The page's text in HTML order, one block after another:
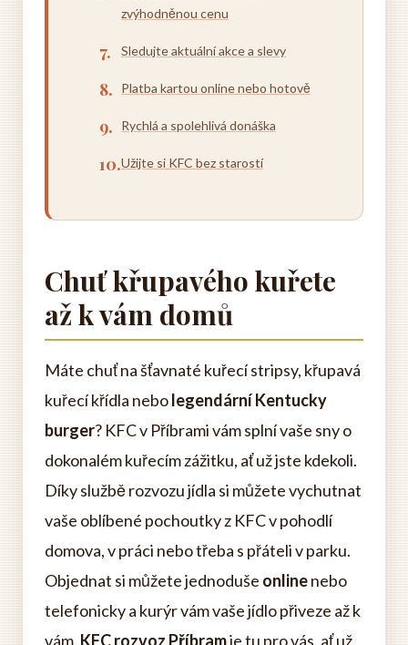
zvýhodněnou cenu
Sledujte aktuální akce a slevy
Platba kartou online nebo hotově
Rychlá a spolehlivá donáška
Užijte si KFC bez starostí
Chuť křupavého kuřete
až k vám domů
Máte chuť na šťavnaté kuřecí stripsy, křupavá
kuřecí křídla nebolegendární Kentucky
burger? KFC v Příbrami vám splní vaše sny o
dokonalém kuřecím zážitku, ať už jste kdekoli.
Díky službě rozvozu jídla si můžete vychutnat
vaše oblíbené pochoutky z KFC v pohodlí
domova, v práci nebo třeba s přáteli v parku.
Objednat si můžete jednoduše onlinenebo
telefonicky a kurýr vám vaše jídlo přiveze až k
vám. KFC rozvoz Příbramje tu pro vás, ať už